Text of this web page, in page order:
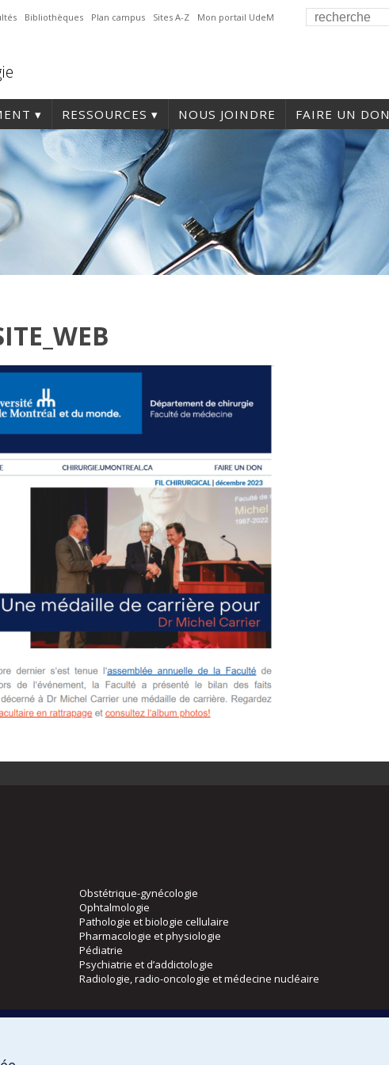
Bibliothèques Plan campus Sites A-Z Mon portail UdeM
RESSOURCES NOUS JOINDRE FAIRE UN DON
Obstétrique-gynécologie
Ophtalmologie
Pathologie et biologie cellulaire
Pharmacologie et physiologie
Pédiatrie
Psychiatrie et d’addictologie
Radiologie, radio-oncologie et médecine nucléaire